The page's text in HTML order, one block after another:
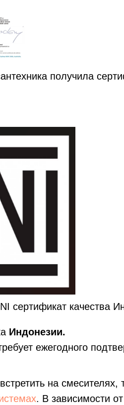
получила
сертификат качества
Индонезии.
ежегодного
на смесителях,
. В зависимости